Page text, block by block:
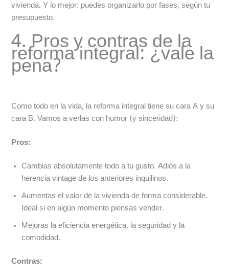
vivienda. Y lo mejor: puedes organizarlo por fases, según tu
presupuesto.
4. Pros y contras de la
reforma integral: ¿vale la
pena?
Como todo en la vida, la reforma integral tiene su cara A y su
cara B. Vamos a verlas con humor (y sinceridad):
Pros:
Cambias absolutamente todo a tu gusto. Adiós a la
herencia vintage de los anteriores inquilinos.
Aumentas el valor de la vivienda de forma considerable.
Ideal si en algún momento piensas vender.
Mejoras la eficiencia energética, la seguridad y la
comodidad.
Contras: